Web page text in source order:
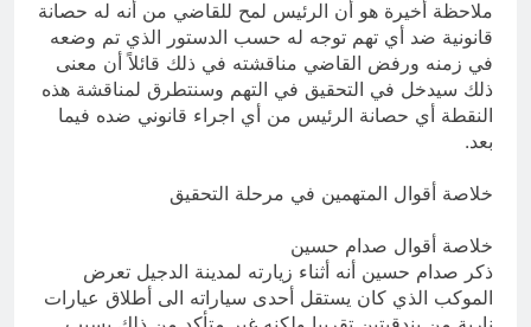
ملاحظة أخيرة هو أن الرئيس لمح للقاضي من أنه له حصانة
قانونية ضد أي تهم توجه له حسب الدستور الذي تم وضعه
في زمنه ورفض القاضي مناقشته في ذلك قائلاً أن معنى
ذلك سيدخل في التحقيق في التهم وسنتطرق لمناقشة هذه
النقطة أي حصانة الرئيس من أي اجراء قانوني ضده فيما
بعد.
خلاصة أقوال المتهمين في مرحلة التحقيق
خلاصة أقوال صدام حسين
ذكر صدام حسين أنه أثناء زيارته لمدينة الدجيل تعرض
الموكب الذي كان يستقل أحدى سياراته الى أطلاق عيارات